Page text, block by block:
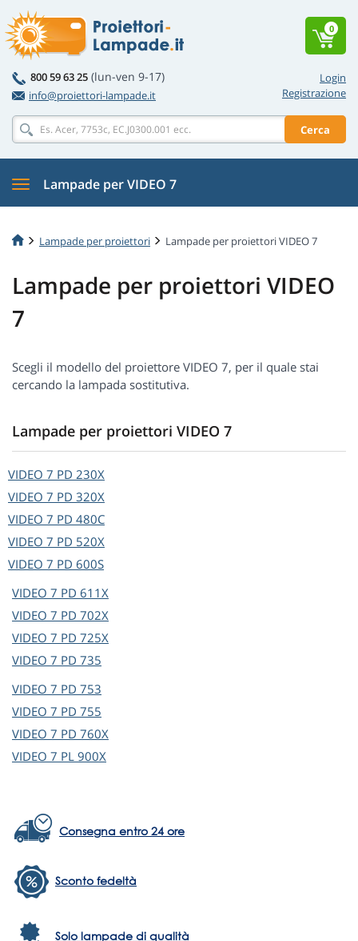
Login
Registrazione
800 59 63 25 (lun-ven 9-17)
info@proiettori-lampade.it
Cerca
0
Lampade per VIDEO 7
Lampade per proiettori Lampade per proiettori VIDEO 7
Lampade per proiettori VIDEO
7
Scegli il modello del proiettore VIDEO 7, per il quale stai
cercando la lampada sostitutiva.
Lampade per proiettori VIDEO 7
VIDEO 7 PD 230X
VIDEO 7 PD 320X
VIDEO 7 PD 480C
VIDEO 7 PD 520X
VIDEO 7 PD 600S
VIDEO 7 PD 611X
VIDEO 7 PD 702X
VIDEO 7 PD 725X
VIDEO 7 PD 735
VIDEO 7 PD 753
VIDEO 7 PD 755
VIDEO 7 PD 760X
VIDEO 7 PL 900X
Consegna entro 24 ore
Sconto fedeltà
Solo lampade di qualità